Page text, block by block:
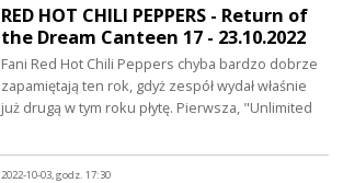
RED HOT CHILI PEPPERS - Return of
the Dream Canteen 17 - 23.10.2022
Fani Red Hot Chili Peppers chyba bardzo dobrze
zapamiętają ten rok, gdyż zespół wydał właśnie
już drugą w tym roku płytę. Pierwsza, "Unlimited
2022-10-03, godz. 17:30